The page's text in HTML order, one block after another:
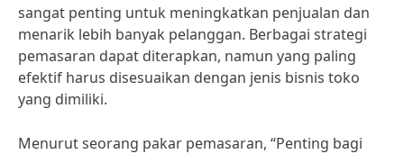
sangat penting untuk meningkatkan penjualan dan
menarik lebih banyak pelanggan. Berbagai strategi
pemasaran dapat diterapkan, namun yang paling
efektif harus disesuaikan dengan jenis bisnis toko
yang dimiliki.
Menurut seorang pakar pemasaran, “Penting bagi